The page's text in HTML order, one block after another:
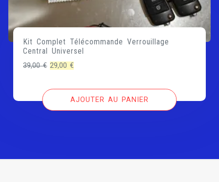
Kit Complet Télécommande Verrouillage
Central Universel
39,00€ Le
initial
29,00€
actuel
est :
AJOUTER AU PANIER